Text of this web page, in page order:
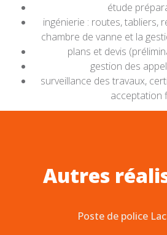
étude
ingénierie : routes, tabliers,
chambre de vanne et la
plans et devis
gestion des
surveillance des travaux,
acceptation
Autres
Poste de police